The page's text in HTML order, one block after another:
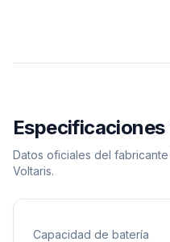
Datos oficiales del fabricante
Voltaris.
Capacidad de batería